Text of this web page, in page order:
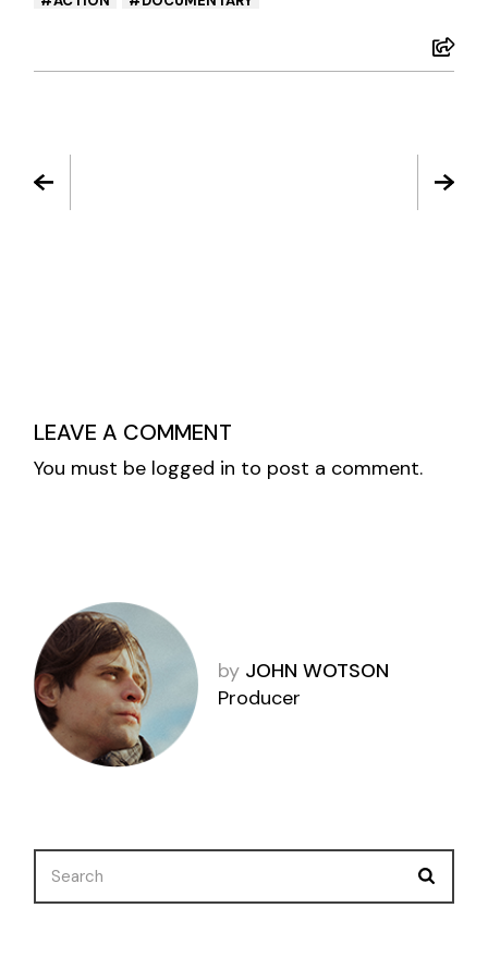
LEAVE A COMMENT
You must be logged in to post a comment.
by JOHN WOTSON
Producer